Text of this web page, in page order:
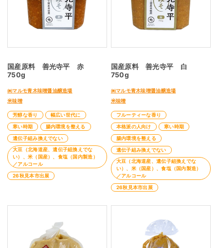
国産原料 善光寺平 赤
750g
㈱マルモ青木味噌醤油醸造場
米味噌
芳醇な香り
幅広い世代に
寒い時期
腸内環境を整える
遺伝子組み換えでない
大豆（北海道産、遺伝子組換えでな
い）、米（国産）、食塩（国内製造）
／アルコール
26秋見本市出展
国産原料 善光寺平 白
750g
㈱マルモ青木味噌醤油醸造場
米味噌
フルーティーな香り
本格派の人向け
寒い時期
腸内環境を整える
遺伝子組み換えでない
大豆（北海道産、遺伝子組換えでな
い）、米（国産）、食塩（国内製造）
／アルコール
26秋見本市出展